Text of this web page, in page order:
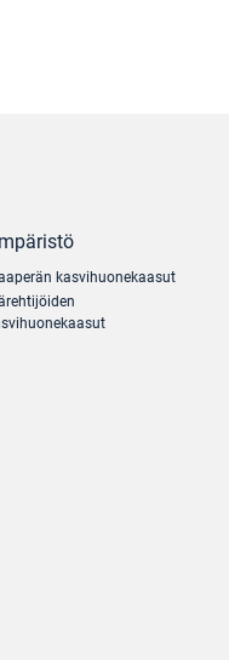
kasvihuonekaasut